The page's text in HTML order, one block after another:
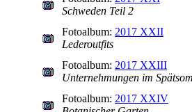
Schweden Teil 2
Fotoalbum: 2017 XXII
Lederoutfits
Fotoalbum: 2017 XXIII
Unternehmungen im
Fotoalbum: 2017 XXIV